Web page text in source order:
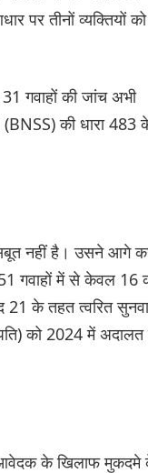
पर तीनों व्यक्तियों को
गवाहों की जांच अभी
(BNSS) की धारा 483
सबूत नहीं है। उसने आगे
गवाहों में से केवल 16
के तहत त्वरित
को 2024 में
आवेदक के खिलाफ मुकदमे